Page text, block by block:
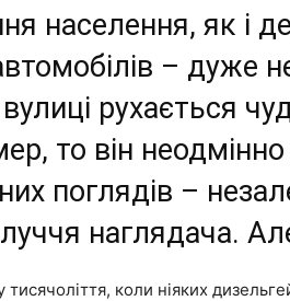
населення, як і
– дуже
рухається
то він
поглядів –
наглядача.
коли ніяких